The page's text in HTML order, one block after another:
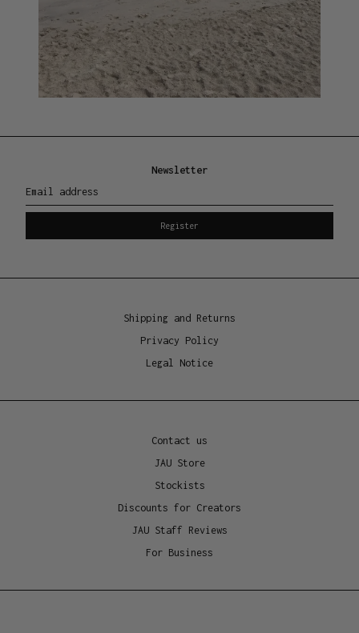
Newsletter
Email address
Register
Shipping and Returns
Privacy Policy
Legal Notice
Contact us
JAU Store
Stockists
Discounts for Creators
JAU Staff Reviews
For Business